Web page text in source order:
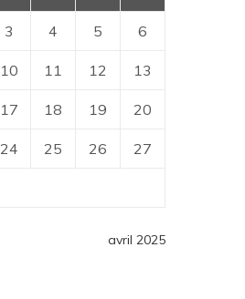
avril 2025
3 4 5 6
10 11 12 13
17 18 19 20
24 25 26 27